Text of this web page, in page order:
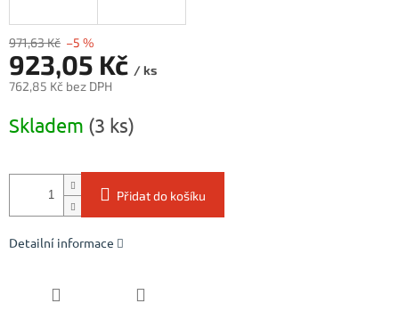
971,63 Kč –5 %
923,05 Kč / ks
762,85 Kč bez DPH
cena:
Skladem (3 ks)
Přidat do košíku
Detailní informace